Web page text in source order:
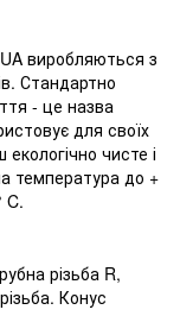
виробляються з
Стандартно
- це назва
для своїх
чисте і
температура до +
C.
різьба R,
Конус